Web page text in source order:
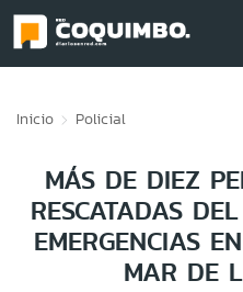
Inicio Policial
MÁS DE DIEZ
RESCATADAS
EMERGENCIAS
MAR DE